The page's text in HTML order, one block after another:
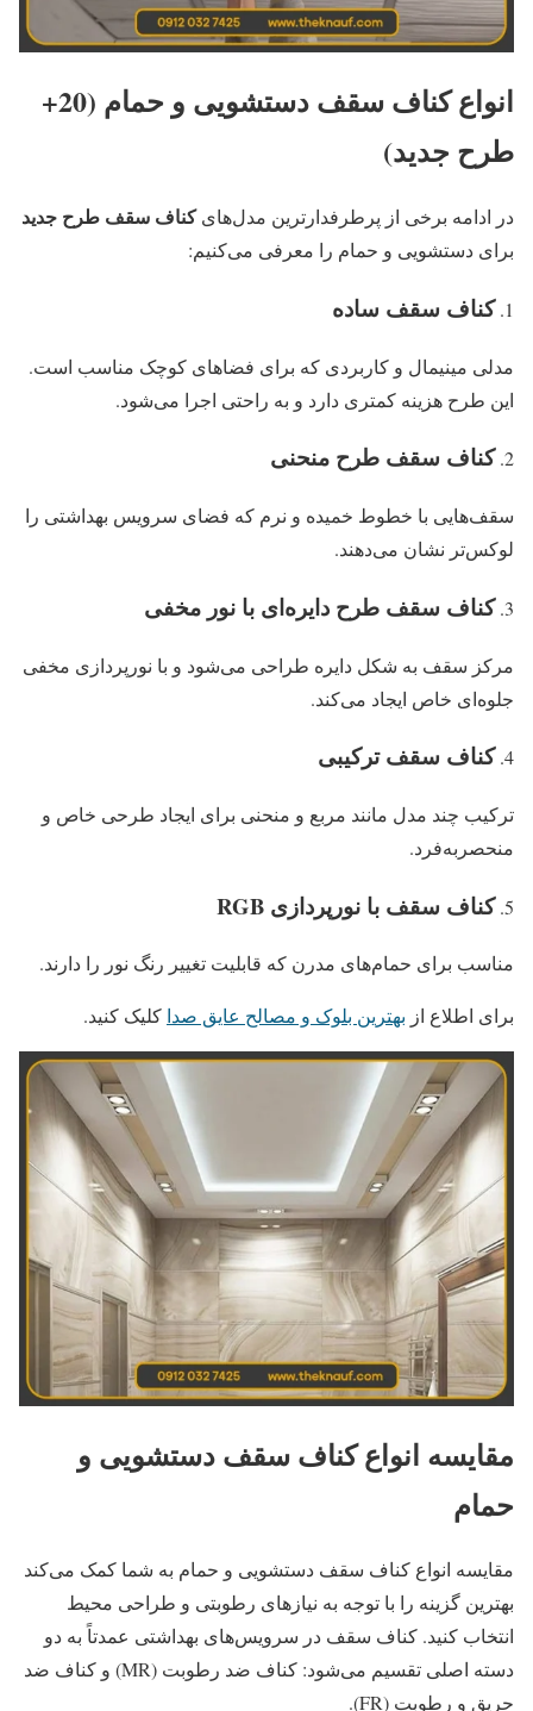
انواع کناف سقف دستشویی و حمام (20+
طرح جدید)
در ادامه برخی از پرطرفدارترین مدل‌هایکناف سقف طرح جدید
برای دستشویی و حمام را معرفی می‌کنیم:
کناف سقف ساده
مدلی مینیمال و کاربردی که برای فضاهای کوچک مناسب است.
این طرح هزینه کمتری دارد و به راحتی اجرا می‌شود.
کناف سقف طرح منحنی
سقف‌هایی با خطوط خمیده و نرم که فضای سرویس بهداشتی را
لوکس‌تر نشان می‌دهند.
کناف سقف طرح دایره‌ای با نور مخفی
مرکز سقف به شکل دایره طراحی می‌شود و با نورپردازی مخفی
جلوه‌ای خاص ایجاد می‌کند.
کناف سقف ترکیبی
ترکیب چند مدل مانند مربع و منحنی برای ایجاد طرحی خاص و
منحصر‌به‌فرد.
کناف سقف با نورپردازی
مناسب برای حمام‌های مدرن که قابلیت تغییر رنگ نور را دارند.
برای اطلاع از بهترین بلوک و مصالح عایق صدا کلیک کنید.
مقایسه انواع کناف سقف دستشویی و
حمام
مقایسه انواع کناف سقف دستشویی و حمام به شما کمک می‌کند
بهترین گزینه را با توجه به نیازهای رطوبتی و طراحی محیط
انتخاب کنید. کناف سقف در سرویس‌های بهداشتی عمدتاً به دو
دسته اصلی تقسیم می‌شود: کناف ضد رطوبت (MR) و کناف ضد
حریق و رطوبت (FR).